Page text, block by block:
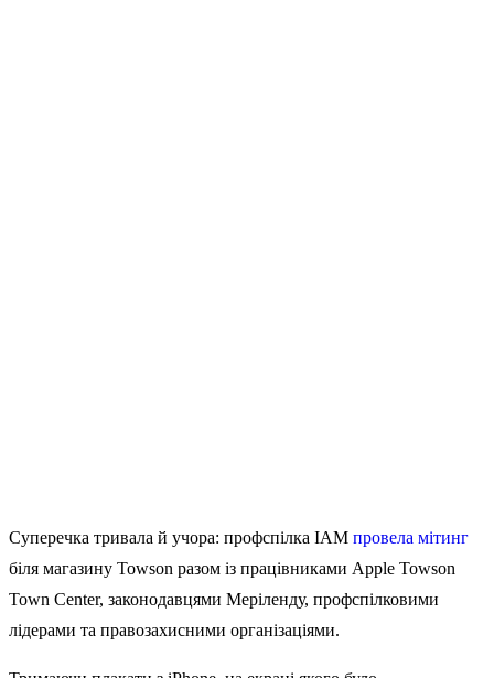
Суперечка тривала й учора: профспілка IAM провела мітинг
біля магазину Towson разом із працівниками Apple Towson
Town Center, законодавцями Меріленду, профспілковими
лідерами та правозахисними організаціями.